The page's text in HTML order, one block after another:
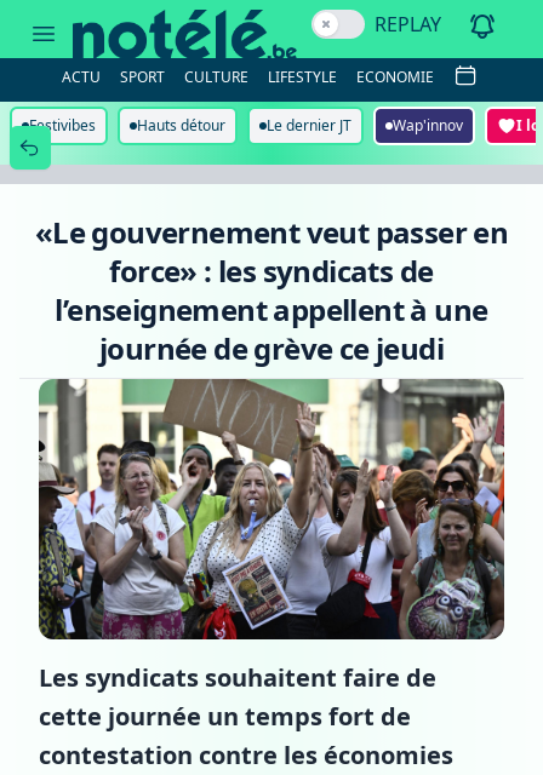
gouvernement
force»
syndicats
de
appellent
REPLAY
ACTU SPORT CULTURE LIFESTYLE ECONOMIE
Festivibes Hauts détour Le dernier JT Wap'innov I
«Le gouvernement veut passer en
force» : les syndicats de
l’enseignement appellent à une
journée de grève ce jeudi
Les syndicats souhaitent faire de
cette journée un temps fort de
contestation contre les économies